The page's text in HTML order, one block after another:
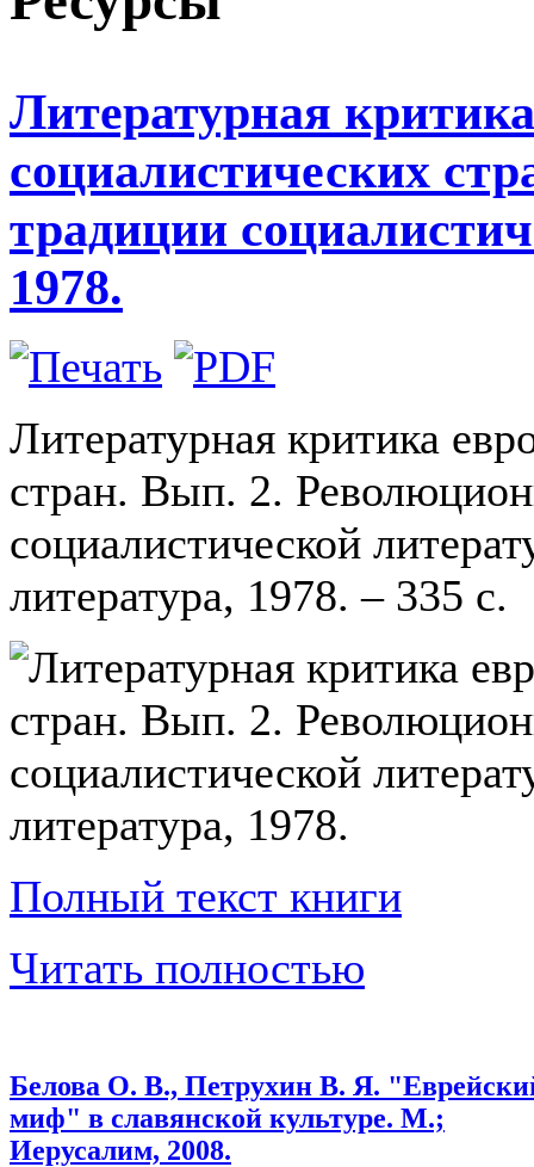
Литературная
социалистических
традиции
1978.
Литературная критика
стран. Вып. 2.
социалистической
литература, 1978. – 335 с.
Полный текст книги
Читать полностью
Белова О. В., Петрухин В. Я.
миф" в славянской культуре. М.;
Иерусалим, 2008.